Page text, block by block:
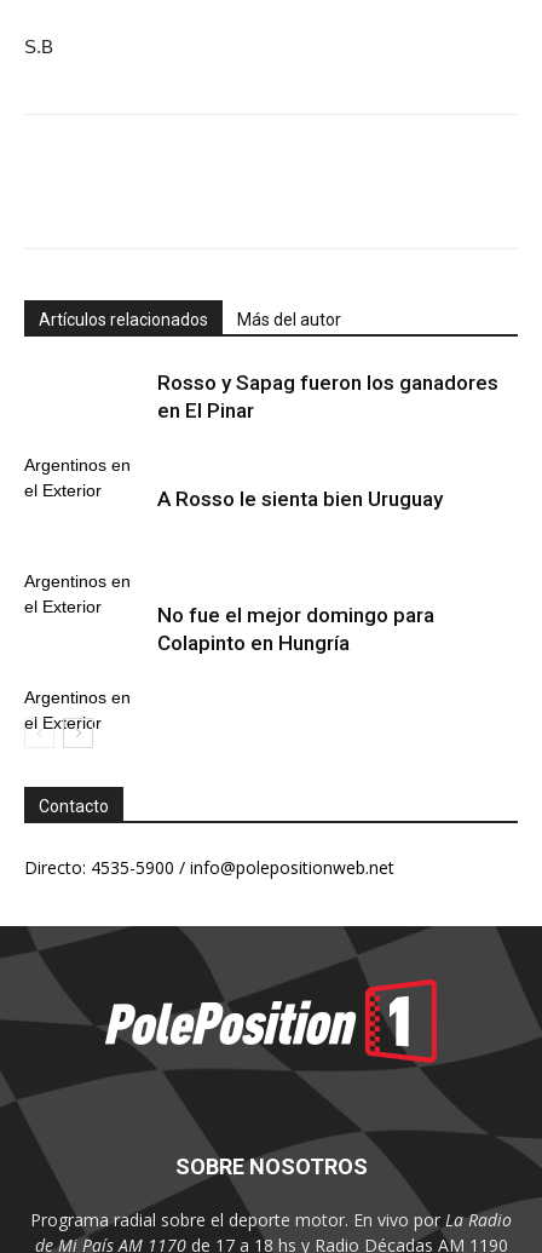
S.B
Artículos relacionados Más del autor
Argentinos en
el Exterior
Rosso y Sapag fueron los ganadores
en El Pinar
Argentinos en
el Exterior
A Rosso le sienta bien Uruguay
Argentinos en
el Exterior
No fue el mejor domingo para
Colapinto en Hungría
Contacto
Directo: 4535-5900 / info@polepositionweb.net
SOBRE NOSOTROS
Programa radial sobre el deporte motor. En vivo por La Radio
de Mi País AM 1170de 17 a 18 hs y Radio Décadas AM 1190